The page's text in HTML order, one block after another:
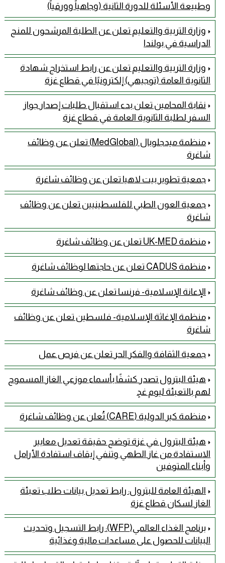
وطبيعة الأسئلة للدورة الثانية (وجاهياً وورقياً)
وزارة التربية والتعليم تعلن عن الطلبة المرشحون للمنح
الدراسية في بولندا
وزارة التربية والتعليم تعلن عن رابط استخراج شهادة
الثانوية العامة (توجيهي) إلكترونيًا في قطاع غزة
نقابة المحامين تعلن بدء استقبال طلبات إصدار جواز
السفر لطلبة الثانوية العامة في قطاع غزة
منظمة ميدجلوبال (MedGlobal) تعلن عن وظائف
شاغرة
جمعية تطوير بيت لاهيا تعلن عن وظائف شاغرة
جمعية العون الطبي للفلسطينيين تعلن عن وظائف
شاغرة
منظمة UK-MED تعلن عن وظائف شاغرة
منظمة CADUS تعلن عن حاجتها لوظائف شاغرة
الإعانة الإسلامية- فرنسا تعلن عن وظائف شاغرة
منظمة الإغاثة الإسلامية- فلسطين تعلن عن وظائف
شاغرة
جمعية الثقافة والفكر الحر تعلن عن فرص عمل
هيئة البترول تصدر كشفًا بأسماء موزعي الغاز المسموح
لهم بالتعبئة ليوم غدٍ
منظمة كير الدولية (CARE) تُعلن عن وظائف شاغرة
هيئة البترول في غزة توضح حقيقة تعديل معايير
الاستفادة من غاز الطهي وتنفي إيقاف استفادة الأرامل
وأبناء المتوفين
الهيئة العامة للبترول: رابط تعديل بيانات طلب تعبئة
الغاز لسكان قطاع غزة
برنامج الغذاء العالمي(WFP): رابط التسجيل وتحديث
البيانات للحصول على مساعدات مالية وغذائية